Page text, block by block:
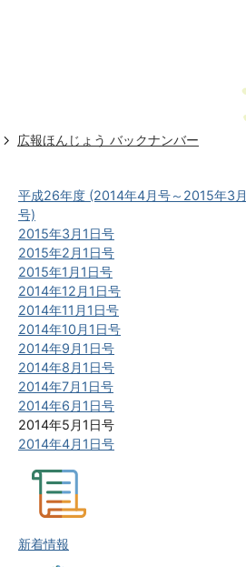
広報ほんじょう バックナンバー
平成26年度 (2014年4月号～2015年3月
号)
2015年3月1日号
2015年2月1日号
2015年1月1日号
2014年12月1日号
2014年11月1日号
2014年10月1日号
2014年9月1日号
2014年8月1日号
2014年7月1日号
2014年6月1日号
2014年5月1日号
2014年4月1日号
新着情報